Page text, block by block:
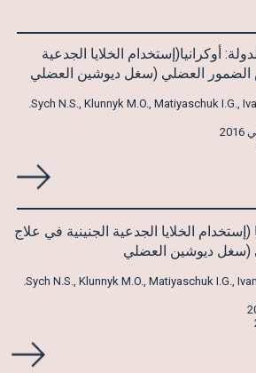
البراءة: 110533 الدولة: أوكرانيا(إستخدام الخلايا الجدعية
الضمور العضلي (سغل ديوشين العضلي
Sych N.S., Klunnyk M.O., Matiyaschuk I.G.,
(إستخدام الخلايا الجدعية الجنينية في علاج
ديوشين العضلي
Sych N.S., Klunnyk M.O., Matiyaschuk I.G.,